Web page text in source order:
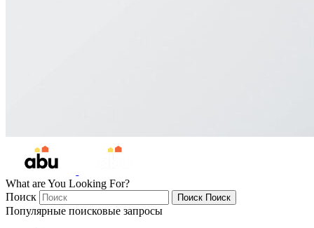
What are You Looking For?
Поиск
Поиск Поиск
Популярные поисковые запросы